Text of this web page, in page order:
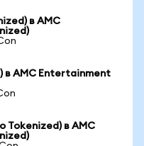
в AMC
в AMC Entertainment
Tokenized) в AMC